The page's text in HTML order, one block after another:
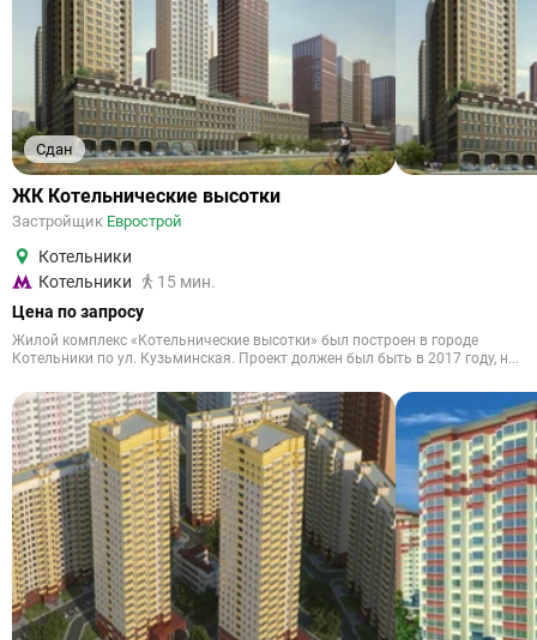
Сдан
ЖК Котельнические высотки
Застройщик Еврострой
Котельники
Котельники
15 мин.
Цена по запросу
Жилой комплекс «Котельнические высотки» был построен в городе
Котельники по ул. Кузьминская. Проект должен был быть в 2017 году, н...